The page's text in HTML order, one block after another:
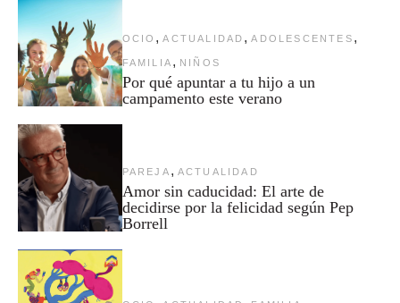
OCIO , ACTUALIDAD , ADOLESCENTES ,
FAMILIA , NIÑOS
Por qué apuntar a tu hijo a un
campamento este verano
PAREJA , ACTUALIDAD
Amor sin caducidad: El arte de
decidirse por la felicidad según Pep
Borrell